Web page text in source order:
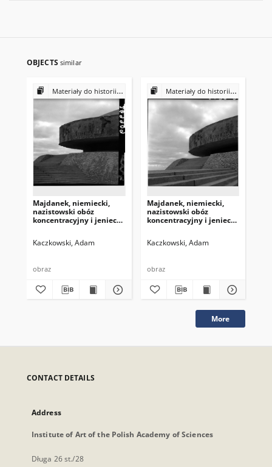
OBJECTS similar
Materiały do historii i kultury Żydów polskich
Majdanek, niemiecki,
nazistowski obóz
koncentracyjny i jeniecki,
mauzoleum, fragment.
Kaczkowski, Adam
obraz
Materiały do historii i kultury Żydów polskich
Majdanek, niemiecki,
nazistowski obóz
koncentracyjny i jeniecki,
mauzoleum, fragment.
Kaczkowski, Adam
obraz
More
CONTACT DETAILS
Address
Institute of Art of the Polish Academy of Sciences
Długa 26 st./28